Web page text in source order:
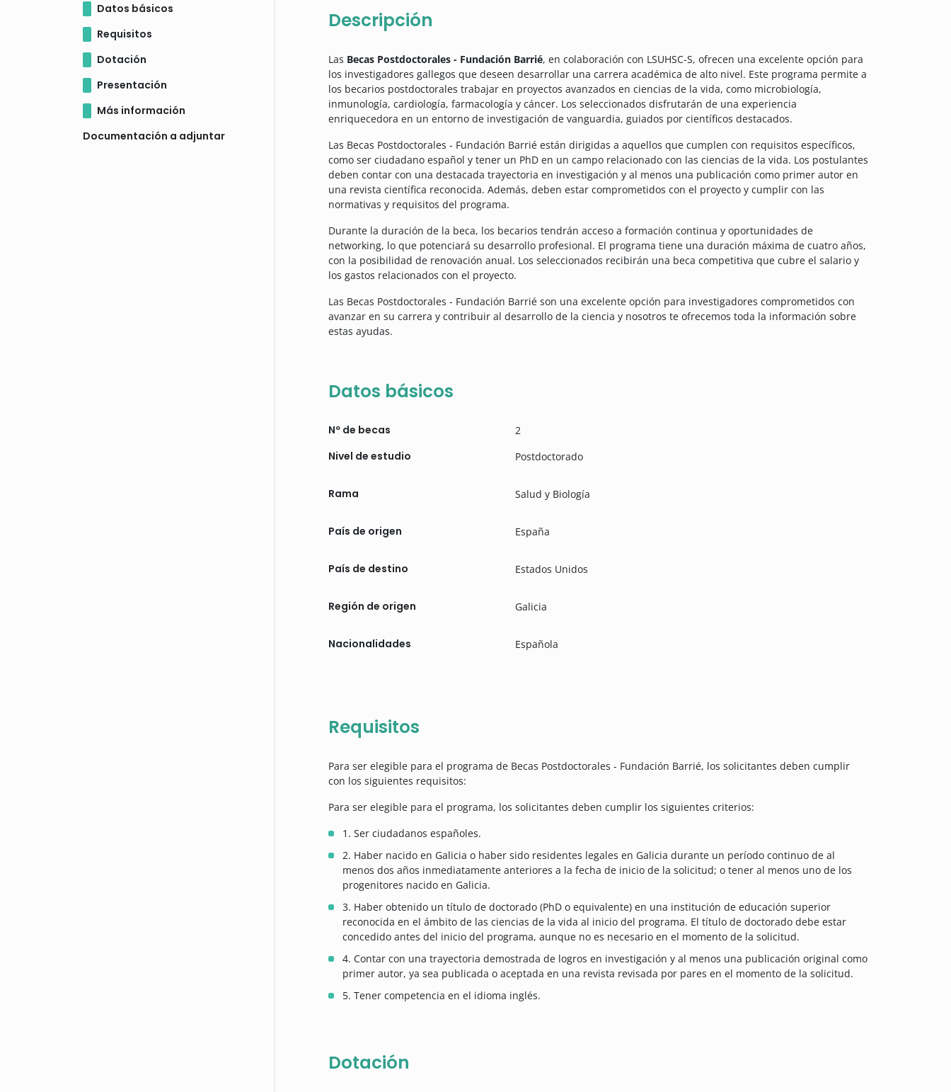
Datos básicos
Requisitos
Dotación
Presentación
Más información
Documentación a adjuntar
Descripción
Las Becas Postdoctorales - Fundación Barrié, en colaboración con LSUHSC-S, ofrecen una excelente opción para
los investigadores gallegos que deseen desarrollar una carrera académica de alto nivel. Este programa permite a
los becarios postdoctorales trabajar en proyectos avanzados en ciencias de la vida, como microbiología,
inmunología, cardiología, farmacología y cáncer. Los seleccionados disfrutarán de una experiencia
enriquecedora en un entorno de investigación de vanguardia, guiados por científicos destacados.
Las Becas Postdoctorales - Fundación Barrié están dirigidas a aquellos que cumplen con requisitos específicos,
como ser ciudadano español y tener un PhD en un campo relacionado con las ciencias de la vida. Los postulantes
deben contar con una destacada trayectoria en investigación y al menos una publicación como primer autor en
una revista científica reconocida. Además, deben estar comprometidos con el proyecto y cumplir con las
normativas y requisitos del programa.
Durante la duración de la beca, los becarios tendrán acceso a formación continua y oportunidades de
networking, lo que potenciará su desarrollo profesional. El programa tiene una duración máxima de cuatro años,
con la posibilidad de renovación anual. Los seleccionados recibirán una beca competitiva que cubre el salario y
los gastos relacionados con el proyecto.
Las Becas Postdoctorales - Fundación Barrié son una excelente opción para investigadores comprometidos con
avanzar en su carrera y contribuir al desarrollo de la ciencia y nosotros te ofrecemos toda la información sobre
estas ayudas.
Datos básicos
Nº de becas 2
Nivel de estudio Postdoctorado
Rama Salud y Biología
País de origen España
País de destino Estados Unidos
Región de origen Galicia
Nacionalidades Española
Requisitos
Para ser elegible para el programa de Becas Postdoctorales - Fundación Barrié, los solicitantes deben cumplir
con los siguientes requisitos:
Para ser elegible para el programa, los solicitantes deben cumplir los siguientes criterios:
1. Ser ciudadanos españoles.
2. Haber nacido en Galicia o haber sido residentes legales en Galicia durante un período continuo de al
menos dos años inmediatamente anteriores a la fecha de inicio de la solicitud; o tener al menos uno de los
progenitores nacido en Galicia.
3. Haber obtenido un título de doctorado (PhD o equivalente) en una institución de educación superior
reconocida en el ámbito de las ciencias de la vida al inicio del programa. El título de doctorado debe estar
concedido antes del inicio del programa, aunque no es necesario en el momento de la solicitud.
4. Contar con una trayectoria demostrada de logros en investigación y al menos una publicación original como
primer autor, ya sea publicada o aceptada en una revista revisada por pares en el momento de la solicitud.
5. Tener competencia en el idioma inglés.
Dotación